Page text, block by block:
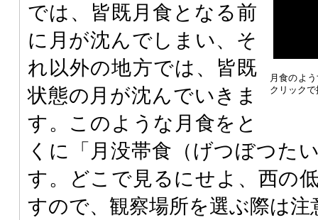
月食のよ
クリック
では、皆既月食となる前
に月が沈んでしまい、そ
れ以外の地方では、皆既
状態の月が沈んでいきま
す。このような月食をと
くに「月没帯食（げつぼつた
す。どこで見るにせよ、西の
すので、観察場所を選ぶ際は注